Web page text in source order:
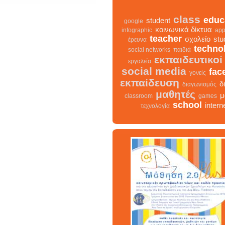
google student class
infographic κοινωνικά δίκτυα
έρευνα
teacher σχολείο
παιδιά
εργαλεία εκπαιδευτικοί
social media γονείς
εκπαίδευση διαγωνισμός
μαθητές games
τεχνολογία school
σχολείο infographic
facebook teacher
κοινωνικά δίκτυα
γονείς
εκπαίδευση
εκπαιδευτικοί classroom
τεχνολογία
student παιδιά games
education μάθηση social